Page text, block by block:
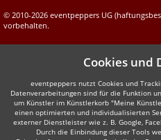
© 2010-2026 eventpeppers UG
vorbehalten.
Cookies und
eventpeppers nutzt Cookies und
Datenverarbeitungen sind für die Funktion
um Künstler im Künstlerkorb "Meine
einen optimierten und individualisierten
externer Dienstleister wie z. B. Google,
Durch die Einbindung dieser Tools